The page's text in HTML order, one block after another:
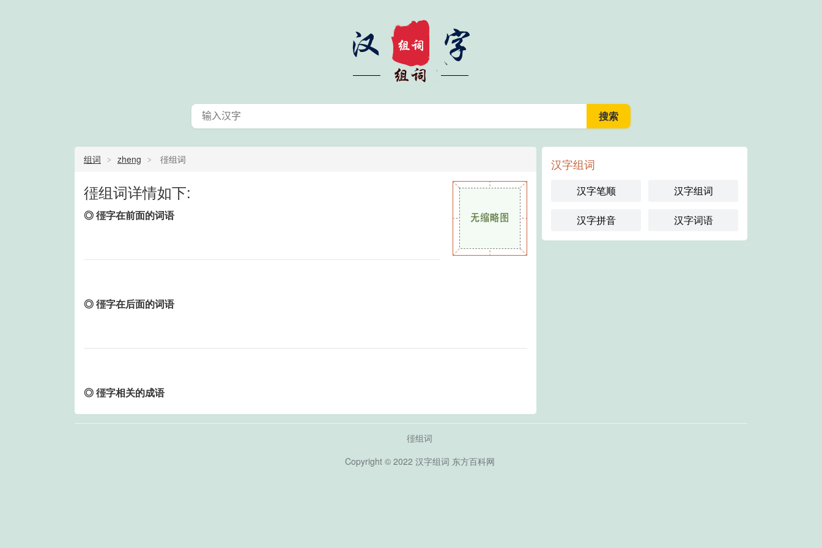
组词 zheng 徰组词
徰组词详情如下:
◎ 徰字在前面的词语
◎ 徰字在后面的词语
◎ 徰字相关的成语
汉字组词
汉字笔顺 汉字组词
汉字拼音 汉字词语
徰组词
Copyright © 2022 汉字组词 东方百科网